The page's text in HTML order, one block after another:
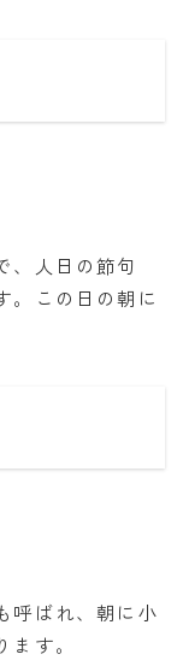
、人日の節句
。この日の朝に
呼ばれ、朝に小
す。